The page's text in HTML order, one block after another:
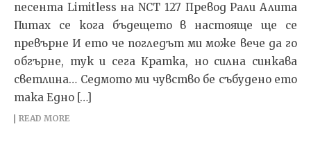
песента Limitless на NCT 127 Превод Рали Алита
Питах се кога бъдещето в настояще ще се
превърне И ето че погледът ми може вече да го
обгърне, тук и сега Кратка, но силна синкава
светлина… Седмото ми чувство бе събудено ето
така Едно […]
READ MORE